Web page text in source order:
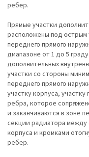
ребер.
Прямые участки
расположены под острым
переднего прямого
диапазоне от 1 до 5
дополнительных
участки со стороны
переднего прямого
участку корпуса,
ребра, которое
и заканчиваются в зоне
секции радиатора между
корпуса и кромками
ребер.